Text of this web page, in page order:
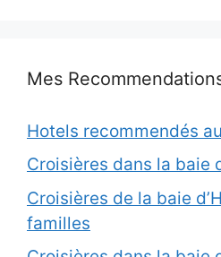
Mes
Hotels recommendés
Croisières dans la baie
Croisières de la baie
familles